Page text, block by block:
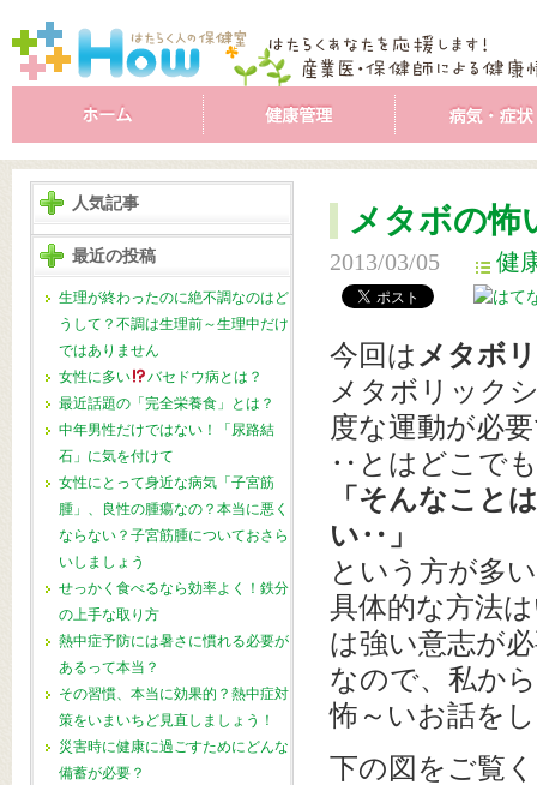
人気記事
最近の投稿
生理が終わったのに絶不調なのはど
うして？不調は生理前～生理中だけ
ではありません
女性に多い
バセドウ病とは？
最近話題の「完全栄養食」とは？
中年男性だけではない！「尿路結
石」に気を付けて
女性にとって身近な病気「子宮筋
腫」、良性の腫瘍なの？本当に悪く
ならない？子宮筋腫についておさら
いしましょう
せっかく食べるなら効率よく！鉄分
の上手な取り方
熱中症予防には暑さに慣れる必要が
あるって本当？
その習慣、本当に効果的？熱中症対
策をいまいちど見直しましょう！
災害時に健康に過ごすためにどんな
備蓄が必要？
メタボの怖
2013/03/05 健
今回は メタボ
メタボリック
度な運動が必
‥とはどこで
「そんなこと
い‥」
という方が多
具体的な方法
は強い意志が
なので、私か
怖～いお話を
下の図をご覧